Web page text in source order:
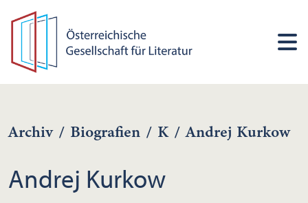
Archiv / Biografien / K / Andrej Kurkow
Andrej Kurkow